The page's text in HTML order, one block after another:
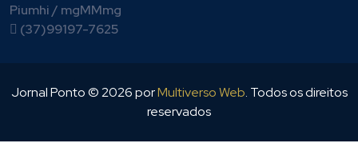
Piumhi / mgMMmg
(37)99197-7625
Jornal Ponto ©2026porMultiverso Web. Todos os direitos
reservados